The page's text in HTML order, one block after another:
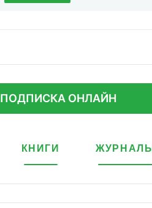
ПОДПИСКА ОНЛАЙН
КНИГИ ЖУРНАЛЫ